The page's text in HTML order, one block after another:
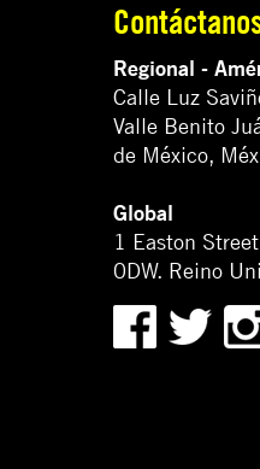
Regional -
Calle Luz
Valle Benito
de México,
Global
1 Easton
0DW. Reino